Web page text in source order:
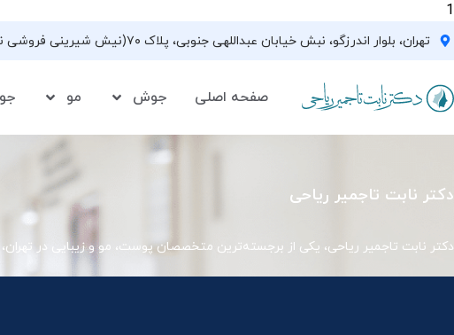
1
تهران، بلوار اندرزگو، نبش خیابان عبداللهی جنوبی، پلاک ۷۰(نیش شیرینی فروشی نیشکر)، واحد ۳۳ ، طبقه ۵
صفحه اصلی جوش مو
دکتر نابت تاجمیر ریاحی
دکتر نابت تاجمیر ریاحی، یکی از برجسته‌ترین متخصصان پوست، مو و زیبایی در